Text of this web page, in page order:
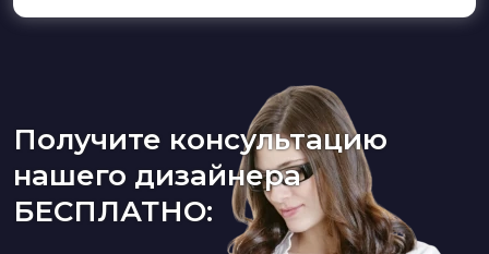
Получите консультацию
нашего дизайнера
БЕСПЛАТНО: